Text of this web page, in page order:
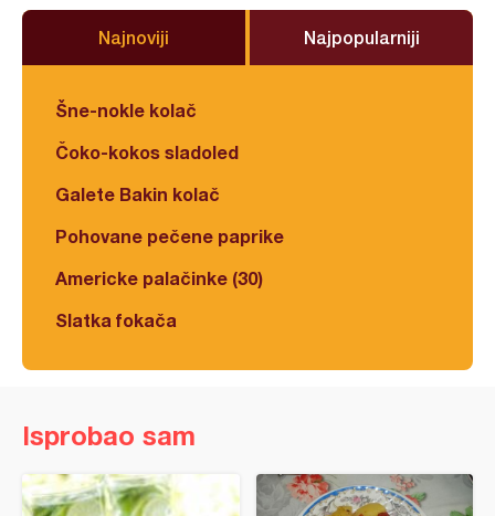
Najnoviji Najpopularniji
Šne-nokle kolač
Čoko-kokos sladoled
Galete Bakin kolač
Pohovane pečene paprike
Americke palačinke (30)
Slatka fokača
Isprobao sam